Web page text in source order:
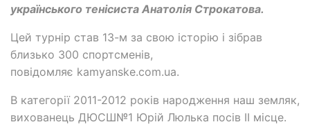
українського тенісиста Анатолія Строкатова.
Цей турнір став 13-м за свою історію і зібрав
близько 300 спортсменів,
повідомляє kamyanske.com.ua.
В категорії 2011-2012 років народження наш земляк,
вихованець ДЮСШ№1 Юрій Люлька посів ІІ місце.